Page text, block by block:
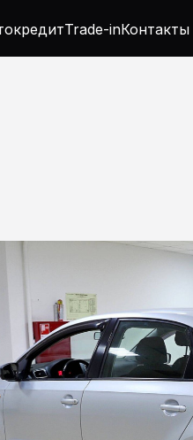
Trade-inКонтакты